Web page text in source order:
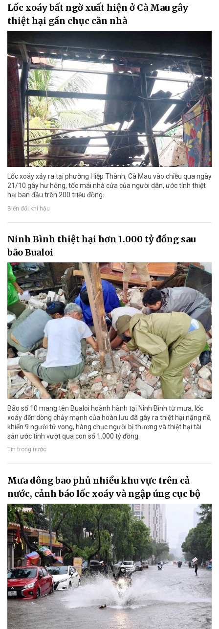
Lốc xoáy bất ngờ xuất hiện ở Cà Mau gây
thiệt hại gần chục căn nhà
Lốc xoáy xảy ra tại phường Hiệp Thành, Cà Mau vào chiều qua ngày
21/10 gây hư hỏng, tốc mái nhà cửa của người dân, ước tính thiệt
hại ban đầu trên 200 triệu đồng.
Biến đổi khí hậu
Ninh Bình thiệt hại hơn 1.000 tỷ đồng sau
bão Bualoi
Bão số 10 mang tên Bualoi hoành hành tại Ninh Bình từ mưa, lốc
xoáy đến dòng chảy mạnh của hoàn lưu đã gây ra thiệt hại nặng nề,
khiến 9 người tử vong, hàng chục người bị thương và thiệt hại tài
sản ước tính vượt qua con số 1.000 tỷ đồng.
Tin trong nước
Mưa dông bao phủ nhiều khu vực trên cả
nước, cảnh báo lốc xoáy và ngập úng cục bộ